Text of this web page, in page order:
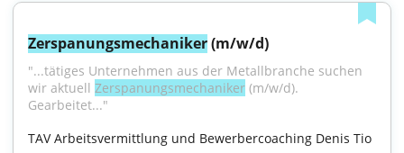
Zerspanungsmechaniker (m/w/d)
"...tätiges Unternehmen aus der Metallbranche suchen
wir aktuell Zerspanungsmechaniker (m/w/d).
Gearbeitet..."
TAV Arbeitsvermittlung und Bewerbercoaching Denis Tio